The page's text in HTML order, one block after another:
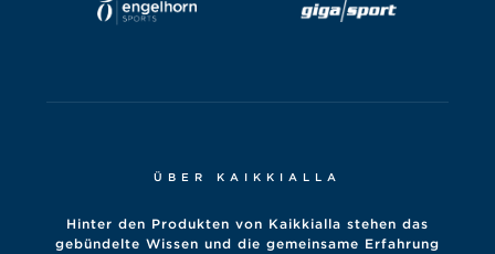
ÜBER KAIKKIALLA
Hinter den Produkten von Kaikkialla stehen das
gebündelte Wissen und die gemeinsame Erfahrung